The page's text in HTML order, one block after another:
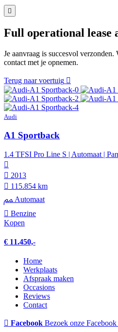
Full operational lease
Je aanvraag is succesvol
contact met je opnemen.
Terug naar voertuig
Audi
A1 Sportback
1.4 TFSI Pro Line S | Automaat |
2013
115.854 km
Automaat
Benzine
Kopen
€ 11.450,-
Home
Werkplaats
Afspraak maken
Occasions
Reviews
Contact
Facebook Bezoek onze Facebook